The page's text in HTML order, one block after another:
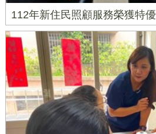
112年新住民照顧服務榮獲特優